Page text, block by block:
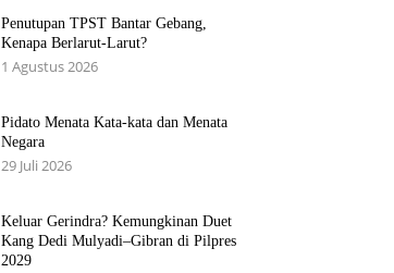
Penutupan TPST Bantar Gebang,
Kenapa Berlarut-Larut?
1 Agustus 2026
Pidato Menata Kata-kata dan Menata
Negara
29 Juli 2026
Keluar Gerindra? Kemungkinan Duet
Kang Dedi Mulyadi–Gibran di Pilpres
2029